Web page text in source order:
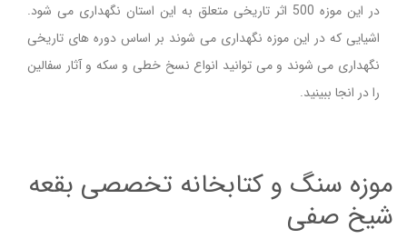
در این موزه 500 اثر تاریخی متعلق به این استان نگهداری می شود.
اشیایی که در این موزه نگهداری می شوند بر اساس دوره های تاریخی
نگهداری می شوند و می توانید انواع نسخ خطی و سکه و آثار سفالین
را در انجا ببینید.
موزه سنگ و كتابخانه تخصصی بقعه
شیخ صفی